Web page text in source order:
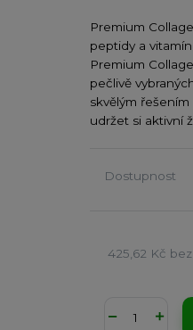
Premium
peptidy a
Premium
pečlivě
skvělým
udržet si aktivní
Dostupnost
425,62 Kč